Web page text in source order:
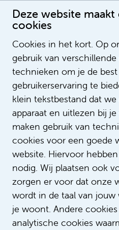
Deze website maakt
cookies
Cookies in het kort. Op
gebruik van
technieken om je de
gebruikerservaring te
klein tekstbestand dat
apparaat en uitlezen bij
maken gebruik van
cookies voor een goede
website. Hiervoor
nodig. Wij plaatsen ook
zorgen er voor dat onze
wordt in de taal van
je woont. Andere
analytische cookies
Irene van